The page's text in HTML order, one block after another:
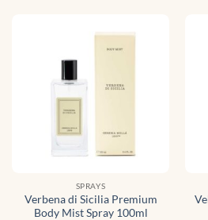
SPRAYS
Verbena di Sicilia Premium
Body Mist Spray 100ml